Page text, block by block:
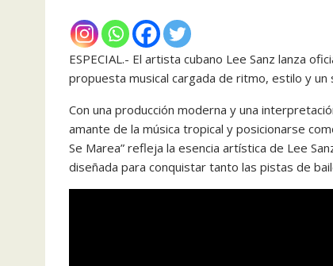
ESPECIAL.- El artista cubano Lee Sanz lanza
propuesta musical cargada de ritmo, estilo y
Con una producción moderna y una
amante de la música tropical y posicionarse
Se Marea” refleja la esencia artística de Lee
diseñada para conquistar tanto las pistas de